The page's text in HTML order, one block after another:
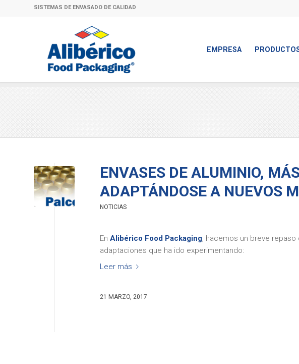
SISTEMAS DE ENVASADO DE CALIDAD
EMPRESA
ENVASES DE ALUMINIO,
ADAPTÁNDOSE A NUEVOS
NOTICIAS
En Alibérico Food Packaging, hacemos un breve
adaptaciones que ha ido experimentando:
Leer más
21 MARZO, 2017